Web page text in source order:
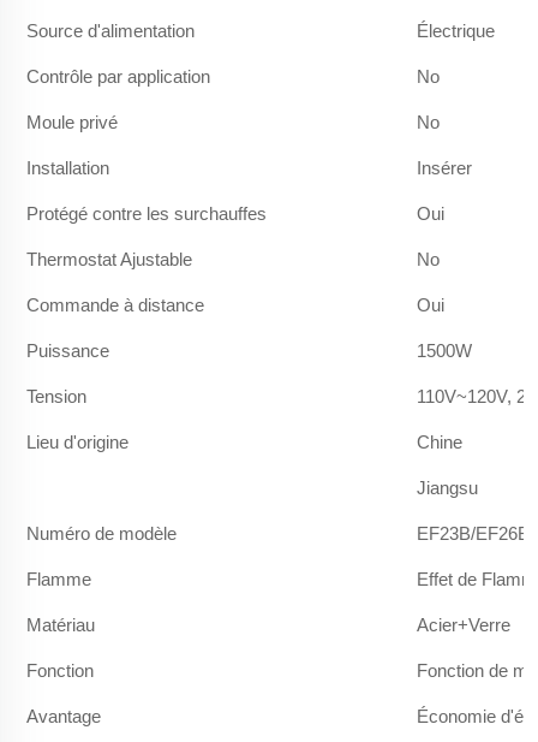
Source d'alimentation Électrique
Contrôle par application No
Moule privé No
Installation Insérer
Protégé contre les surchauffes Oui
Thermostat Ajustable No
Commande à distance Oui
Puissance 1500W
Tension 110V~120V,
Lieu d'origine Chine
Jiangsu
Numéro de modèle EF23B/
Flamme Effet de
Matériau Acier+Verre
Fonction Fonction de
Avantage Économie